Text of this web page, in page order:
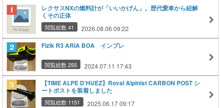
レクサスNXの燃料計が「いいかげん」。歴代愛車から紐解
くその正体
閲覧総数 41 2026.08.06 09:22
Fizik R3 ARIA BOA インプレ
閲覧総数 255 2024.07.11 17:43
【TIME ALPE D'HUEZ】Roval Alpinist CARBON POST シ
ートポストを装着しました
閲覧総数 1151 2025.06.17 09:17